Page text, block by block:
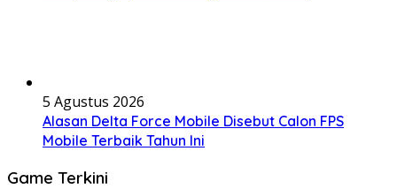
5 Agustus 2026
Alasan Delta Force Mobile Disebut Calon FPS
Mobile Terbaik Tahun Ini
Game Terkini